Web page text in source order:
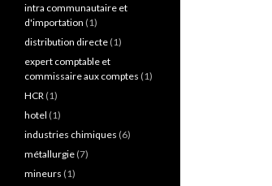
intra communautaire et
d'importation (1)
distribution directe (1)
expert comptable et
commissaire aux comptes (1)
HCR (1)
hotel (1)
industries chimiques (6)
métallurgie (7)
mineurs (1)